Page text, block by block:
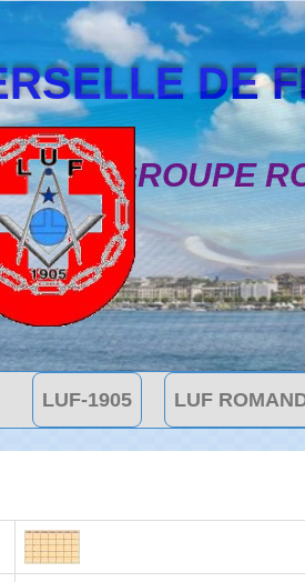
DE
GROUPE
LUF-1905 LUF